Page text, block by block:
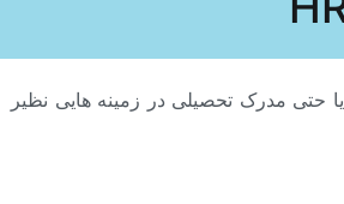
حتی مدرک تحصیلی در زمینه هایی نظیر